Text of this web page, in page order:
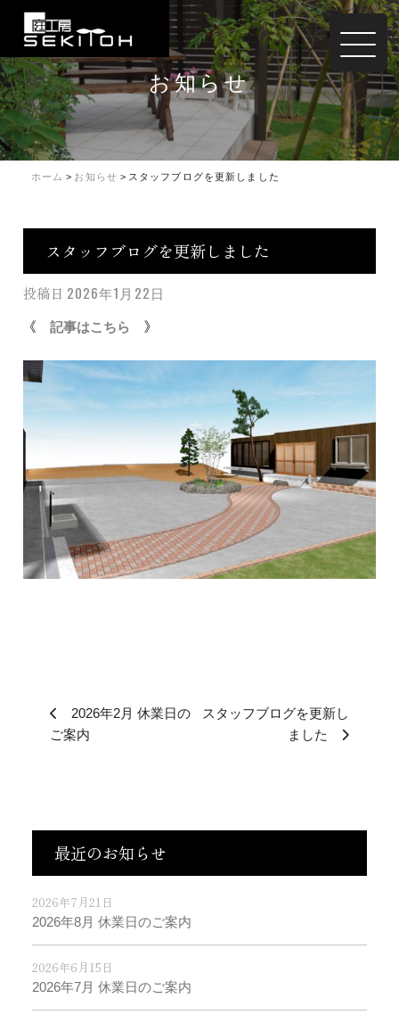
お知らせ
ホーム > お知らせ > スタッフブログを更新しました
スタッフブログを更新しました
投稿日 2026年1月22日
《
記事はこちら 》
2026年2月 休業日の
ご案内
スタッフブログを更新し
ました
最近のお知らせ
2026年7月21日
2026年8月 休業日のご案内
2026年6月15日
2026年7月 休業日のご案内